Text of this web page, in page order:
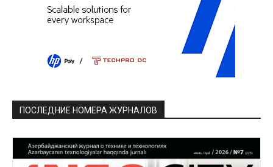
ПОСЛЕДНИЕ НОМЕРА ЖУРНАЛОВ